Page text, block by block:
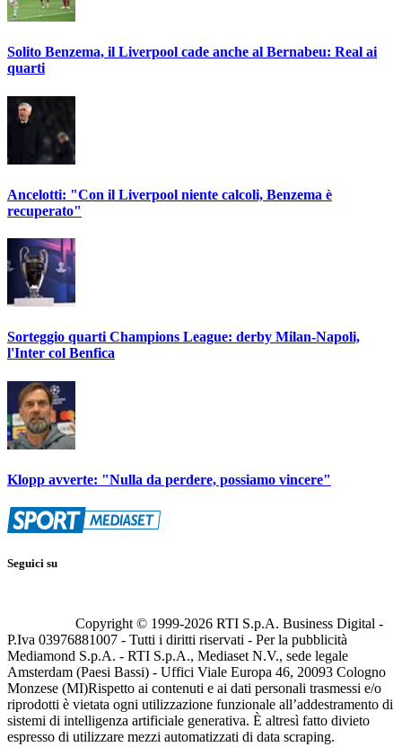
Solito Benzema, il Liverpool cade anche al Bernabeu: Real ai
quarti
Ancelotti: "Con il Liverpool niente calcoli, Benzema è
recuperato"
Sorteggio quarti Champions League: derby Milan-Napoli,
l'Inter col Benfica
Klopp avverte: "Nulla da perdere, possiamo vincere"
Seguici su
Copyright © 1999-2026 RTI S.p.A. Business Digital -
P.Iva 03976881007 - Tutti i diritti riservati - Per la pubblicità
Mediamond S.p.A. - RTI S.p.A., Mediaset N.V., sede legale
Amsterdam (Paesi Bassi) - Uffici Viale Europa 46, 20093 Cologno
Monzese (MI)Rispetto ai contenuti e ai dati personali trasmessi e/o
riprodotti è vietata ogni utilizzazione funzionale all’addestramento di
sistemi di intelligenza artificiale generativa. È altresì fatto divieto
espresso di utilizzare mezzi automatizzati di data scraping.